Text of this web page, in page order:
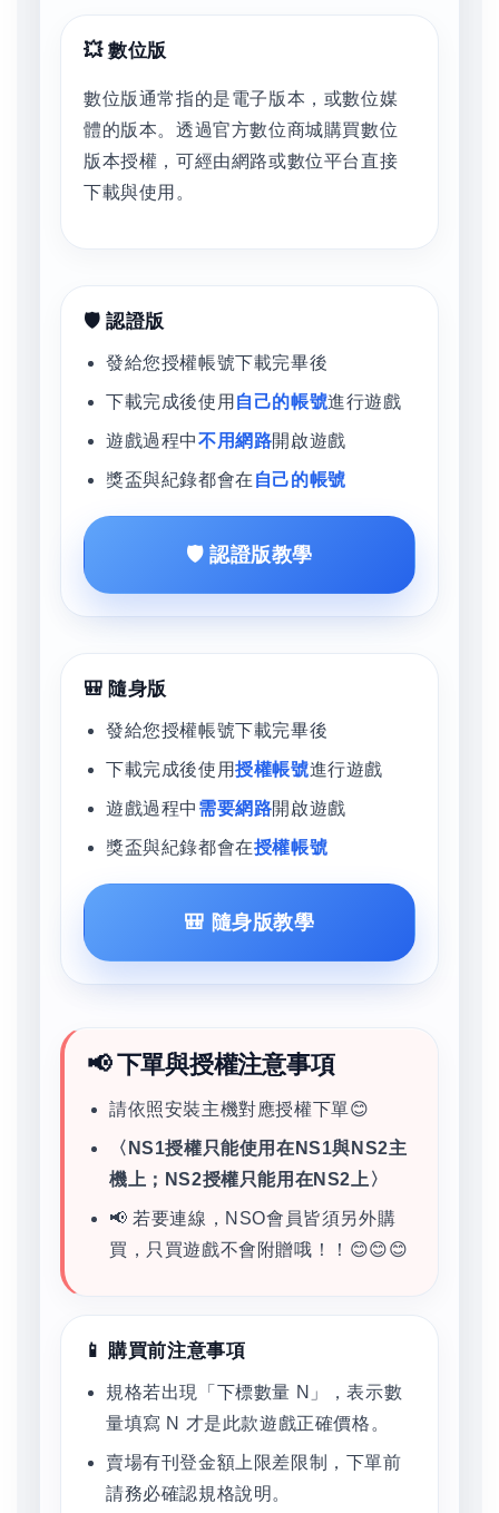
💥 數位版
數位版通常指的是電子版本，或數位媒
體的版本。透過官方數位商城購買數位
版本授權，可經由網路或數位平台直接
下載與使用。
🛡️ 認證版
發給您授權帳號下載完畢後
下載完成後使用 自己的帳號進行遊戲
遊戲過程中不用網路開啟遊戲
獎盃與紀錄都會在 自己的帳號
🛡️ 認證版教學
🎒 隨身版
發給您授權帳號下載完畢後
下載完成後使用授權帳號進行遊戲
遊戲過程中 需要網路開啟遊戲
獎盃與紀錄都會在授權帳號
🎒 隨身版教學
📢 下單與授權注意事項
請依照安裝主機對應授權下單😊
〈NS1授權只能使用在NS1與NS2主
機上；NS2授權只能用在NS2上〉
📢 若要連線，NSO會員皆須另外購
買，只買遊戲不會附贈哦！！😊😊😊
📱 購買前注意事項
規格若出現「下標數量 N」，表示數
量填寫 N 才是此款遊戲正確價格。
賣場有刊登金額上限差限制，下單前
請務必確認規格說明。